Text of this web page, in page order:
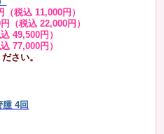
（税込 11,000円）
（税込 22,000円）
49,500円）
77,000円）
さい。
4回